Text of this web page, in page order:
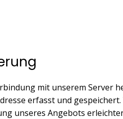
mit unserem Server
erfasst und
unseres Angebots